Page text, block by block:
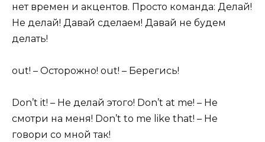
нет времен и акцентов. Просто команда: Делай!
Не делай! Давай сделаем! Давай не будем
делать!
out! – Осторожно! out! – Берегись!
Don’t it! – Не делай этого! Don’t at me! – Не
смотри на меня! Don’t to me like that! – Не
говори со мной так!